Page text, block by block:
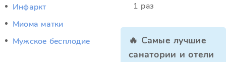
Инфаркт
Миома матки
Мужское бесплодие
1 раз
🔥 Самые лучшие
санатории и отели